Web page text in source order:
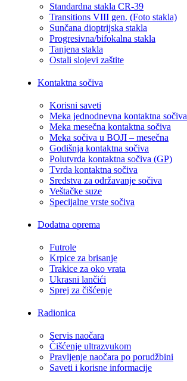
Standardna stakla CR-39
Transitions VIII gen. (Foto stakla)
Sunčana dioptrijska stakla
Progresivna/bifokalna stakla
Tanjena stakla
Ostali slojevi zaštite
Kontaktna sočiva
Korisni saveti
Meka jednodnevna kontaktna sočiva
Meka mesečna kontaktna sočiva
Meka sočiva u BOJI – mesečna
Godišnja kontaktna sočiva
Polutvrda kontaktna sočiva (GP)
Tvrda kontaktna sočiva
Sredstva za održavanje sočiva
Veštačke suze
Specijalne vrste sočiva
Dodatna oprema
Futrole
Krpice za brisanje
Trakice za oko vrata
Ukrasni lančići
Sprej za čišćenje
Radionica
Servis naočara
Čišćenje ultrazvukom
Pravljenje naočara po porudžbini
Saveti i korisne informacije